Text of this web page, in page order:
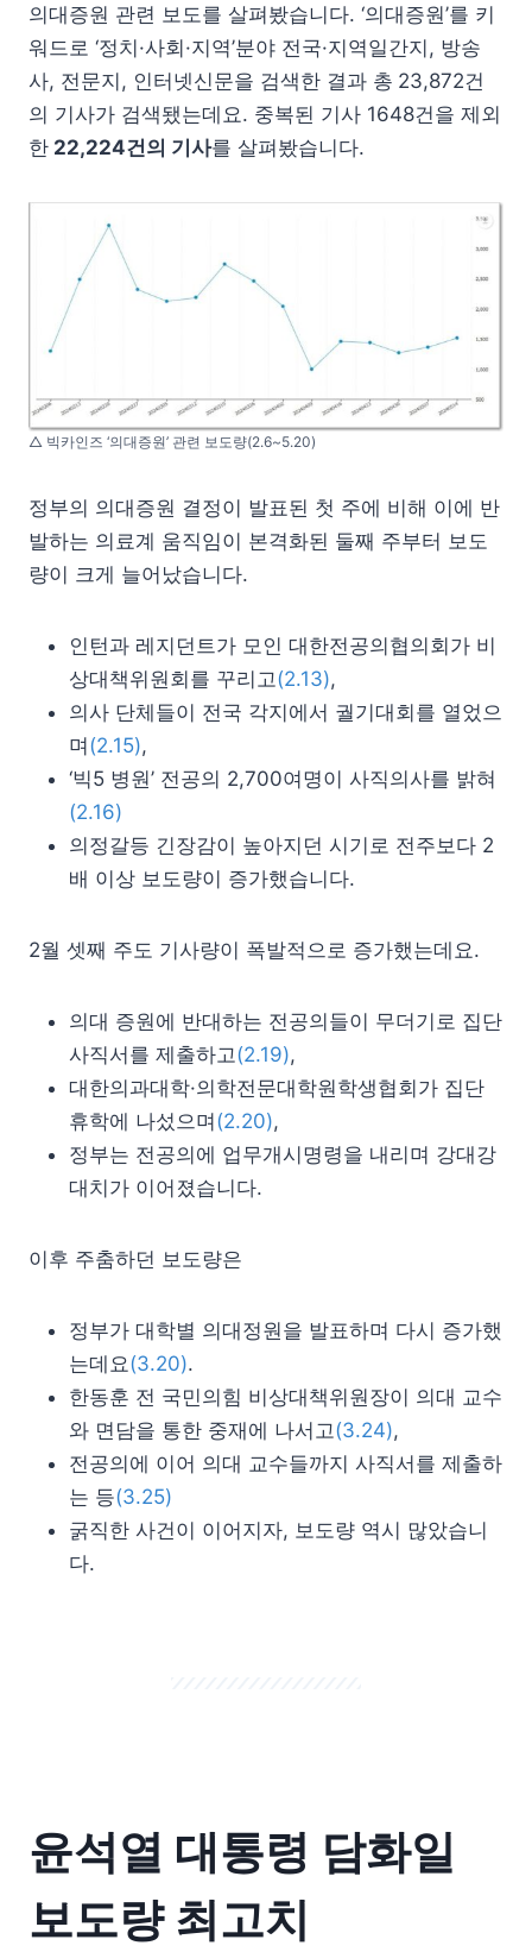
의대증원 관련 보도를 살펴봤습니다. ‘의대증원’를 키
워드로 ‘정치·사회·지역’분야 전국·지역일간지, 방송
사, 전문지, 인터넷신문을 검색한 결과 총 23,872건
의 기사가 검색됐는데요. 중복된 기사 1648건을 제외
한 22,224건의 기사를 살펴봤습니다.
△ 빅카인즈 ‘의대증원’ 관련 보도량(2.6~5.20)
정부의 의대증원 결정이 발표된 첫 주에 비해 이에 반
발하는 의료계 움직임이 본격화된 둘째 주부터 보도
량이 크게 늘어났습니다.
인턴과 레지던트가 모인 대한전공의협의회가 비
상대책위원회를 꾸리고(2.13),
의사 단체들이 전국 각지에서 궐기대회를 열었으
며(2.15),
‘빅5 병원’ 전공의 2,700여명이 사직의사를 밝혀
(2.16)
의정갈등 긴장감이 높아지던 시기로 전주보다 2
배 이상 보도량이 증가했습니다.
2월 셋째 주도 기사량이 폭발적으로 증가했는데요.
의대 증원에 반대하는 전공의들이 무더기로 집단
사직서를 제출하고(2.19),
대한의과대학·의학전문대학원학생협회가 집단
휴학에 나섰으며(2.20),
정부는 전공의에 업무개시명령을 내리며 강대강
대치가 이어졌습니다.
이후 주춤하던 보도량은
정부가 대학별 의대정원을 발표하며 다시 증가했
는데요(3.20).
한동훈 전 국민의힘 비상대책위원장이 의대 교수
와 면담을 통한 중재에 나서고(3.24),
전공의에 이어 의대 교수들까지 사직서를 제출하
는 등(3.25)
굵직한 사건이 이어지자, 보도량 역시 많았습니
다.
윤석열 대통령 담화일
보도량 최고치